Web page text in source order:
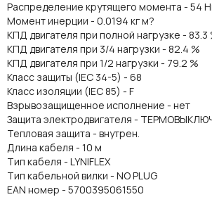
Распределение крутящего момента - 54
Момент инерции - 0.0194 кг м?
КПД двигателя при полной нагрузке - 83.3
КПД двигателя при 3/4 нагрузки - 82.4 %
КПД двигателя при 1/2 нагрузки - 79.2 %
Класс защиты (IEC 34-5) - 68
Класс изоляции (IEC 85) - F
Взрывозащищенное исполнение - нет
Защита электродвигателя -
Тепловая защита - внутрен.
Длина кабеля - 10 м
Тип кабеля - LYNIFLEX
Тип кабельной вилки - NO PLUG
EAN номер - 5700395061550